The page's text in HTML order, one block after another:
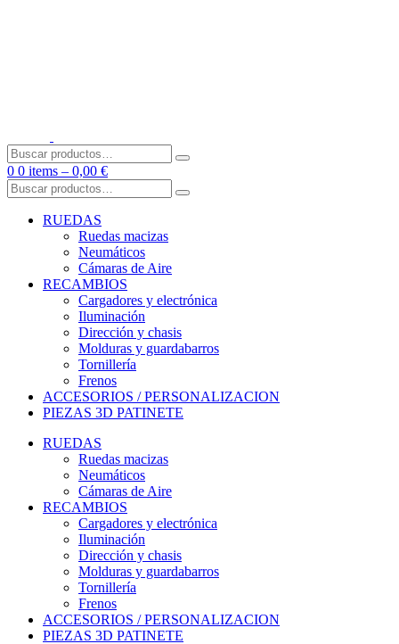
Buscar
por:
0 0 items – 0,00 €
Buscar
por:
RUEDAS
Ruedas macizas
Neumáticos
Cámaras de Aire
RECAMBIOS
Cargadores y electrónica
Iluminación
Dirección y chasis
Molduras y guardabarros
Tornillería
Frenos
ACCESORIOS / PERSONALIZACION
PIEZAS 3D PATINETE
RUEDAS
Ruedas macizas
Neumáticos
Cámaras de Aire
RECAMBIOS
Cargadores y electrónica
Iluminación
Dirección y chasis
Molduras y guardabarros
Tornillería
Frenos
ACCESORIOS / PERSONALIZACION
PIEZAS 3D PATINETE